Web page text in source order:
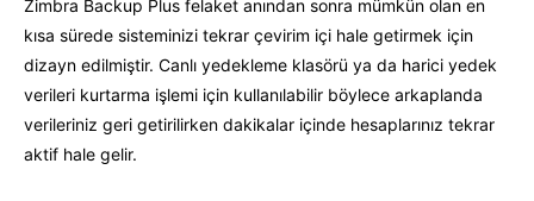
Zimbra Backup Plus felaket anından sonra mümkün olan en
kısa sürede sisteminizi tekrar çevirim içi hale getirmek için
dizayn edilmiştir. Canlı yedekleme klasörü ya da harici yedek
verileri kurtarma işlemi için kullanılabilir böylece arkaplanda
verileriniz geri getirilirken dakikalar içinde hesaplarınız tekrar
aktif hale gelir.